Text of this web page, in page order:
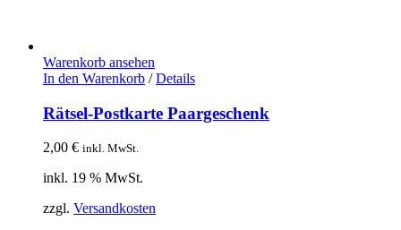
Warenkorb ansehen
In den Warenkorb / Details
Rätsel-Postkarte Paargeschenk
2,00 € inkl. MwSt.
inkl. 19 % MwSt.
zzgl. Versandkosten